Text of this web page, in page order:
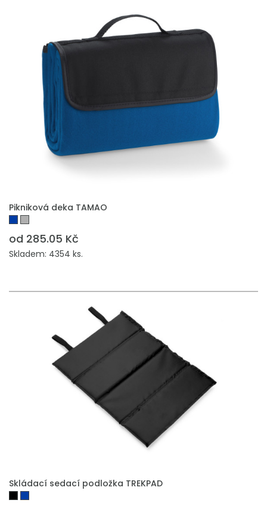
PŘIDAT DO POPTÁVKY
Pikniková deka TAMAO
od 285.05 Kč
Skladem: 4354 ks.
PŘIDAT DO POPTÁVKY
Skládací sedací podložka TREKPAD